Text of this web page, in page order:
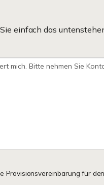
einfach das
Provisionsvereinbarung für den